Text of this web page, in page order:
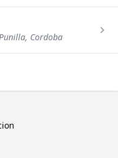
Cordoba